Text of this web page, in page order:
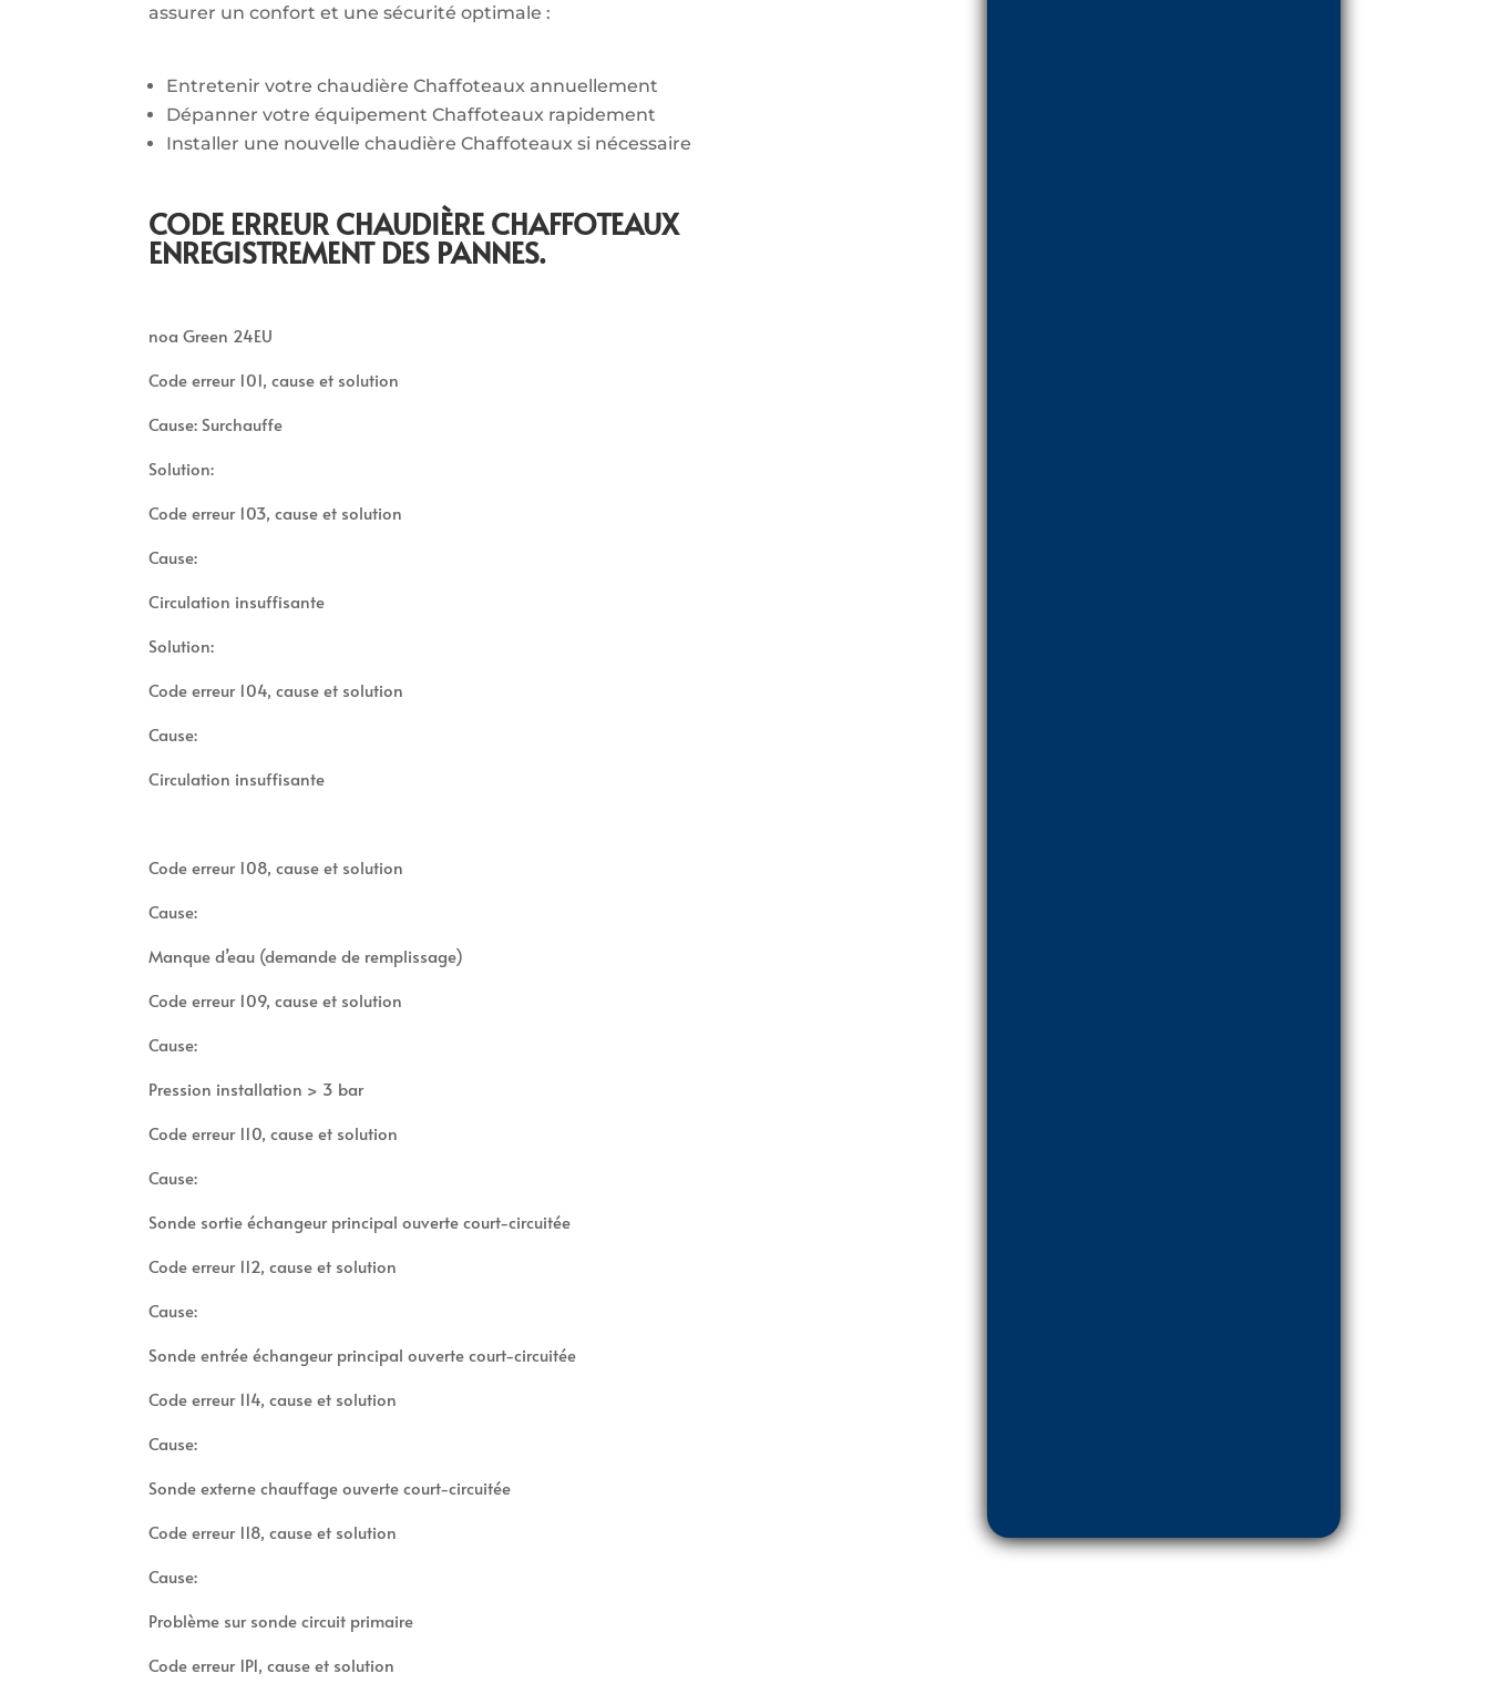
assurer un confort et une sécurité optimale :
Entretenir votre chaudière Chaffoteaux annuellement
Dépanner votre équipement Chaffoteaux rapidement
Installer une nouvelle chaudière Chaffoteaux si nécessaire
CODE ERREUR CHAUDIÈRE CHAFFOTEAUX
ENREGISTREMENT DES PANNES.
noa Green 24EU
Code erreur 101, cause et solution
Cause: Surchauffe
Solution:
Code erreur 103, cause et solution
Cause:
Circulation insuffisante
Solution:
Code erreur 104, cause et solution
Cause:
Circulation insuffisante
Code erreur 108, cause et solution
Cause:
Manque d’eau (demande de remplissage)
Code erreur 109, cause et solution
Cause:
Pression installation > 3 bar
Code erreur 110, cause et solution
Cause:
Sonde sortie échangeur principal ouverte court-circuitée
Code erreur 112, cause et solution
Cause:
Sonde entrée échangeur principal ouverte court-circuitée
Code erreur 114, cause et solution
Cause:
Sonde externe chauffage ouverte court-circuitée
Code erreur 118, cause et solution
Cause:
Problème sur sonde circuit primaire
Code erreur 1P1, cause et solution